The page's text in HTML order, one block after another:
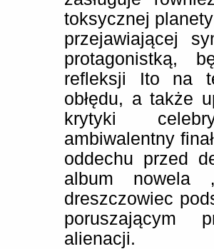
toksycznej
przejawiającej
protagonistką,
refleksji Ito na
obłędu, a także
krytyki
ambiwalentny
oddechu przed
album nowela
dreszczowiec
poruszającym
alienacji.